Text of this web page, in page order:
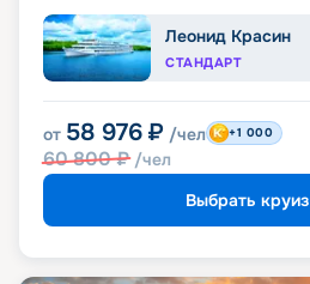
Леонид Красин
СТАНДАРТ
от 58 976 ₽ /чел
60 800₽ /чел
+1 000
Выбрать круиз